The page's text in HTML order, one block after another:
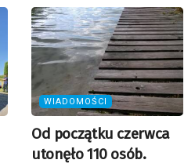
WIADOMOŚCI
Od początku czerwca
utonęło 110 osób.